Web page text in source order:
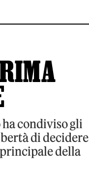
condiviso gli
di decidere
della